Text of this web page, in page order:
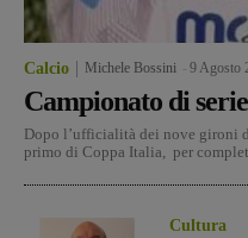
Calcio Michele Bossini 9 Agosto
Campionato di
Dopo l’ufficialità dei nove gironi
primo di Coppa Italia, per
Cultura